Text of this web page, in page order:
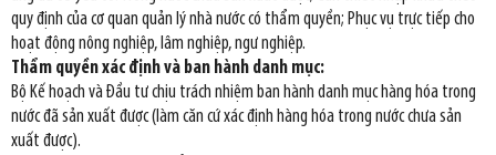
quy định của cơ quan quản lý nhà nước có thẩm quyền; Phục vụ trực tiếp cho
hoạt động nông nghiệp, lâm nghiệp, ngư nghiệp.
Thẩm quyền xác định và ban hành danh mục:
Bộ Kế hoạch và Đầu tư chịu trách nhiệm ban hành danh mục hàng hóa trong
nước đã sản xuất được (làm căn cứ xác định hàng hóa trong nước chưa sản
xuất được).